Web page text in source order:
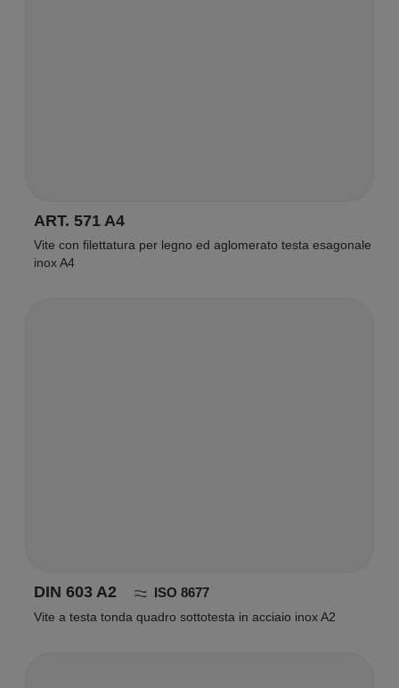
ART. 571 A4
Vite con filettatura per legno ed aglomerato testa esagonale
inox A4
DIN 603 A2 ISO 8677
Vite a testa tonda quadro sottotesta in acciaio inox A2